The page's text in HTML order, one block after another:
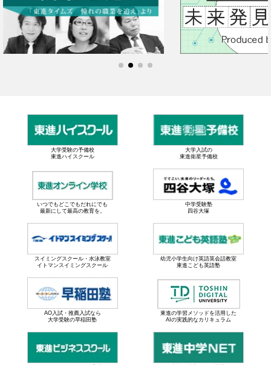
大学受験の予備校
東進ハイスクール
大学入試の
東進衛星予備校
いつでもどこでもだれにでも
最新にして最高の教育を。
中学受験塾
四谷大塚
スイミングスクール・水泳教室
イトマンスイミングスクール
幼児小学生向け英語英会話教室
東進こども英語塾
AO入試・推薦入試なら
大学受験の早稲田塾
東進の学習メソッドを活用した
AIの実践的なカリキュラム